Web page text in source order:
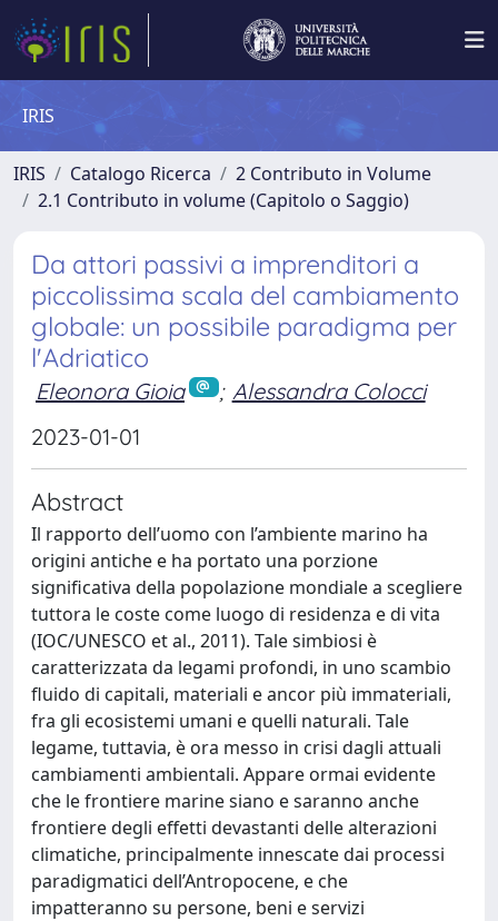
IRIS
IRIS Catalogo Ricerca
2 Contributo in Volume
2.1 Contributo in volume (Capitolo o Saggio)
Da attori passivi a imprenditori a
piccolissima scala del cambiamento
globale: un possibile paradigma per
l'Adriatico
Eleonora Gioia ; Alessandra Colocci
2023-01-01
Abstract
Il rapporto dell’uomo con l’ambiente marino ha
origini antiche e ha portato una porzione
significativa della popolazione mondiale a scegliere
tuttora le coste come luogo di residenza e di vita
(IOC/UNESCO et al., 2011). Tale simbiosi è
caratterizzata da legami profondi, in uno scambio
fluido di capitali, materiali e ancor più immateriali,
fra gli ecosistemi umani e quelli naturali. Tale
legame, tuttavia, è ora messo in crisi dagli attuali
cambiamenti ambientali. Appare ormai evidente
che le frontiere marine siano e saranno anche
frontiere degli effetti devastanti delle alterazioni
climatiche, principalmente innescate dai processi
paradigmatici dell’Antropocene, e che
impatteranno su persone, beni e servizi